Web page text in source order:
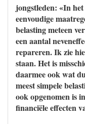
jongstleden: «In
eenvoudige
belasting meteen
een aantal
repareren. Ik zie
staan. Het is
daarmee ook wat
meest simpele
ook opgenomen is
financiële effecten